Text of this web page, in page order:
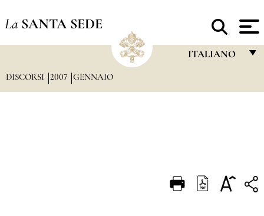
La SANTA SEDE
ITALIANO
DEUTSCH
DISCORSI 2007 GENNAIO